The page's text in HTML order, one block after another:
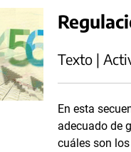
Texto |
En esta
adecuado de
cuáles son